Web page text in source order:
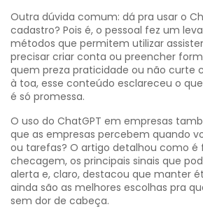
Outra dúvida comum: dá pra usar o
cadastro? Pois é, o pessoal fez um
métodos que permitem utilizar
precisar criar conta ou preencher
quem preza praticidade ou não curte
à toa, esse conteúdo esclareceu o
é só promessa.
O uso do ChatGPT em empresas
que as empresas percebem quando
ou tarefas? O artigo detalhou como é
checagem, os principais sinais que
alerta e, claro, destacou que manter
ainda são as melhores escolhas pra
sem dor de cabeça.